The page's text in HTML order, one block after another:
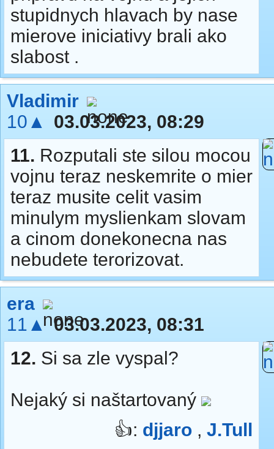
stupidnych hlavach by nase
mierove iniciativy brali ako
slabost .
Vladimir
10▲
03.03.2023, 08:29
11. Rozputali ste silou mocou
vojnu teraz neskemrite o mier
teraz musite celit vasim
minulym myslienkam slovam
a cinom donekonecna nas
nebudete terorizovat.
era
11▲ 03.03.2023, 08:31
12. Si sa zle vyspal?
Nejaký si naštartovaný
👍: djjaro , J.Tull